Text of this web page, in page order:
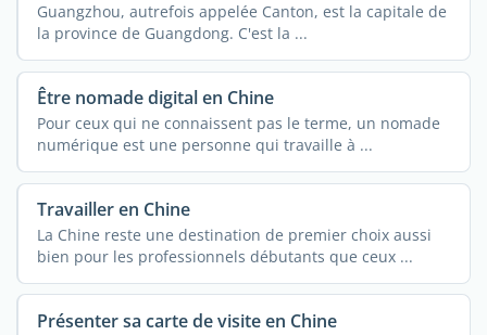
Guangzhou, autrefois appelée Canton, est la capitale de
la province de Guangdong. C'est la ...
Être nomade digital en Chine
Pour ceux qui ne connaissent pas le terme, un nomade
numérique est une personne qui travaille à ...
Travailler en Chine
La Chine reste une destination de premier choix aussi
bien pour les professionnels débutants que ceux ...
Présenter sa carte de visite en Chine